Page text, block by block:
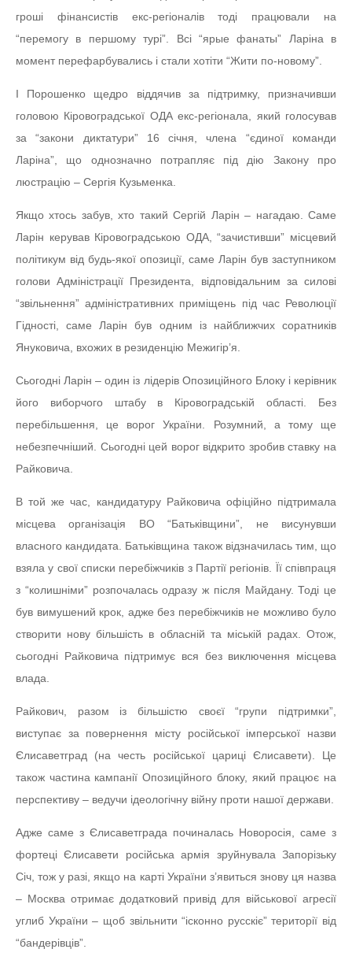
гроші фінансистів екс-регіоналів тоді працювали на
“перемогу в першому турі”. Всі “ярые фанаты” Ларіна в
момент перефарбувались і стали хотіти “Жити по-новому”.
І Порошенко щедро віддячив за підтримку, призначивши
головою Кіровоградської ОДА екс-регіонала, який голосував
за “закони диктатури” 16 січня, члена “єдиної команди
Ларіна”, що однозначно потрапляє під дію Закону про
люстрацію – Сергія Кузьменка.
Якщо хтось забув, хто такий Сергій Ларін – нагадаю. Саме
Ларін керував Кіровоградською ОДА, “зачистивши” місцевий
політикум від будь-якої опозиції, саме Ларін був заступником
голови Адміністрації Президента, відповідальним за силові
“звільнення” адміністративних приміщень під час Революції
Гідності, саме Ларін був одним із найближчих соратників
Януковича, вхожих в резиденцію Межигір’я.
Сьогодні Ларін – один із лідерів Опозиційного Блоку і керівник
його виборчого штабу в Кіровоградській області. Без
перебільшення, це ворог України. Розумний, а тому ще
небезпечніший. Сьогодні цей ворог відкрито зробив ставку на
Райковича.
В той же час, кандидатуру Райковича офіційно підтримала
місцева організація ВО “Батьківщини”, не висунувши
власного кандидата. Батьківщина також відзначилась тим, що
взяла у свої списки перебіжчиків з Партії регіонів. Її співпраця
з “колишніми” розпочалась одразу ж після Майдану. Тоді це
був вимушений крок, адже без перебіжчиків не можливо було
створити нову більшість в обласній та міській радах. Отож,
сьогодні Райковича підтримує вся без виключення місцева
влада.
Райкович, разом із більшістю своєї “групи підтримки”,
виступає за повернення місту російської імперської назви
Єлисаветград (на честь російської цариці Єлисавети). Це
також частина кампанії Опозиційного блоку, який працює на
перспективу – ведучи ідеологічну війну проти нашої держави.
Адже саме з Єлисаветграда починалась Новоросія, саме з
фортеці Єлисавети російська армія зруйнувала Запорізьку
Січ, тож у разі, якщо на карті України з’явиться знову ця назва
– Москва отримає додатковий привід для військової агресії
углиб України – щоб звільнити “ісконно русскіє” території від
“бандерівців”.